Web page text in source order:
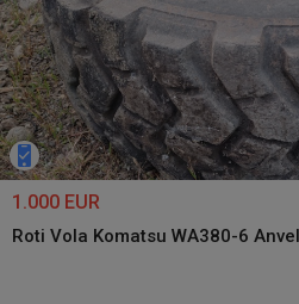
1.000 EUR
Roti Vola Komatsu WA380-6